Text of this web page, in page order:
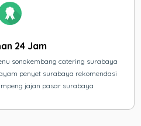
24 Jam
sonokembang catering surabaya
penyet surabaya rekomendasi
jajan pasar surabaya